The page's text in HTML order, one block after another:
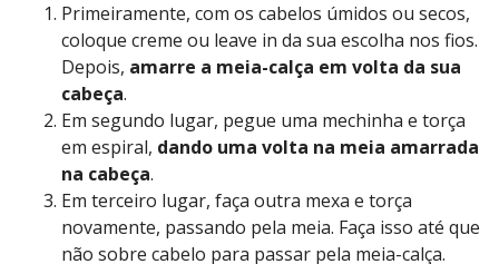
Primeiramente, com os cabelos úmidos ou secos,
coloque creme ou leave in da sua escolha nos fios.
Depois, amarre a meia-calça em volta da sua
cabeça.
Em segundo lugar, pegue uma mechinha e torça
em espiral, dando uma volta na meia amarrada
na cabeça.
Em terceiro lugar, faça outra mexa e torça
novamente, passando pela meia. Faça isso até que
não sobre cabelo para passar pela meia-calça.